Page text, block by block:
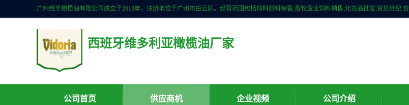
西班牙维多利亚橄榄油厂家
公司首页 供应商机 企业视频 公司介绍